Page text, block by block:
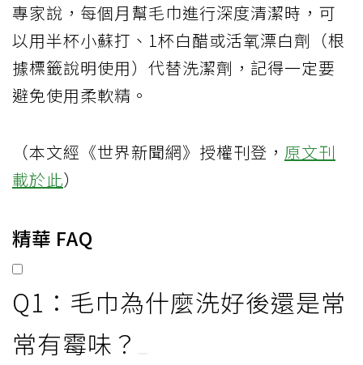
專家說，每個月幫毛巾進行深度清潔時，可
以用半杯小蘇打、1杯白醋或活氧漂白劑（根
據標籤說明使用）代替洗潔劑，記得一定要
避免使用柔軟精。
（本文經《世界新聞網》授權刊登， 原文刊
載於此）
精華 FAQ
Q1：毛巾為什麼洗好後還是常
常有霉味？